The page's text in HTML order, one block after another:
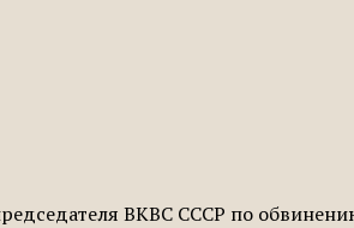
ВКВС СССР по